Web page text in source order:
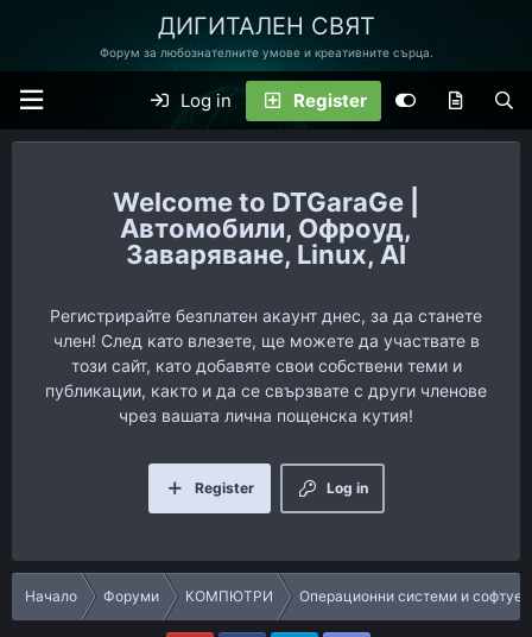
ДИГИТАЛЕН СВЯТ
Форум за любознателните умове и креативните сърца.
Log in Register
DTGaraGe |
Автомобили, Офроуд,
Заваряване, Linux, AI
Регистрирайте безплатен акаунт днес, за да станете
член! След като влезете, ще можете да участвате в
този сайт, като добавяте свои собствени теми и
публикации, както и да се свързвате с други членове
чрез вашата лична пощенска кутия!
Log in
Register
Начало Форуми КОМПЮТРИ Операционни системи и софтуер